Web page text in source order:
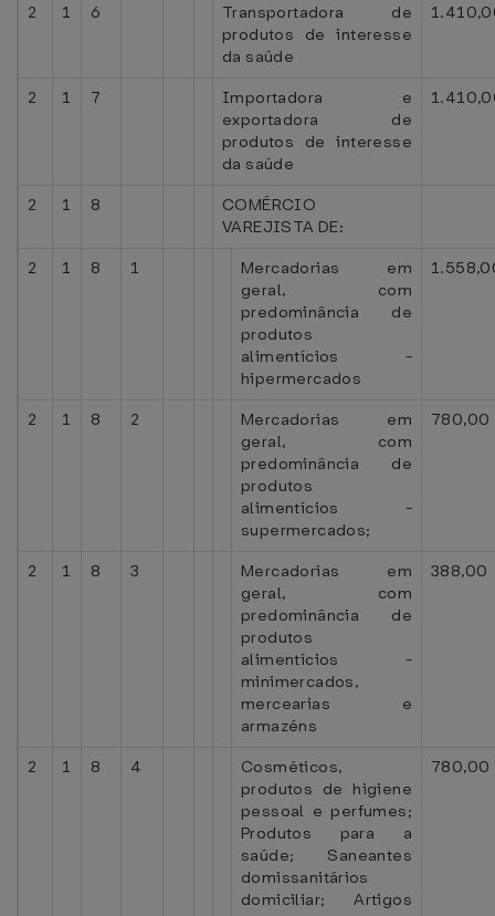
2 1 6
Transportadora de
produtos de interesse
da saúde
2 1 7
Importadora e
exportadora de
produtos de interesse
da saúde
2 1 8
COMÉRCIO
VAREJISTA DE:
2
1 8 1
Mercadorias em
geral, com
predominância de
produtos
alimentícios -
hipermercados
2 1 8 2
Mercadorias em
geral, com
predominância de
produtos
alimentícios -
supermercados;
780,00
2 1 8 3
Mercadorias em
geral, com
predominância de
produtos
alimentícios -
minimercados,
mercearias e
armazéns
388,00
2 1 8 4
Cosméticos,
produtos de higiene
pessoal e perfumes;
Produtos para a
saúde; Saneantes
domissanitários
domiciliar; Artigos
780,00